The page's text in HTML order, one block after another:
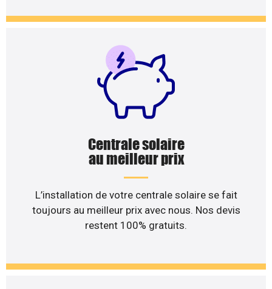
Centrale solaire
au meilleur prix
L’installation de votre centrale solaire se fait
toujours au meilleur prix avec nous. Nos devis
restent 100% gratuits.